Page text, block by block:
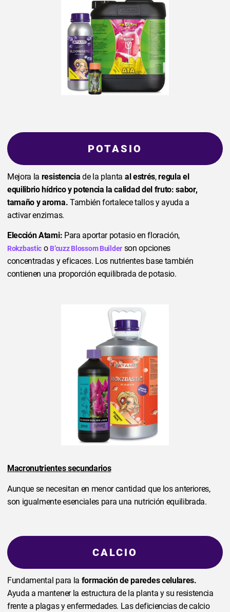
POTASIO
Mejora la resistencia de la planta al estrés,regula el
equilibrio hídrico y potencia la calidad del fruto: sabor,
tamaño y aroma. También fortalece tallos y ayuda a
activar enzimas.
Elección Atami: Para aportar potasio en floración,
Rokzbastic o B’cuzz Blossom Builder son opciones
concentradas y eficaces. Los nutrientes base también
contienen una proporción equilibrada de potasio.
Macronutrientes secundarios
Aunque se necesitan en menor cantidad que los anteriores,
son igualmente esenciales para una nutrición equilibrada.
CALCIO
Fundamental para la formación de paredes celulares.
Ayuda a mantener la estructura de la planta y su resistencia
frente a plagas y enfermedades. Las deficiencias de calcio